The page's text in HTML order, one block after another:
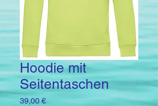
Hoodie mit
Seitentaschen
39,00 €Preis